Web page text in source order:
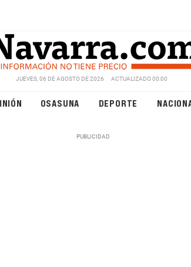
JUEVES, 06 DE AGOSTO DE 2026 ACTUALIZADO 00:00
OSASUNA DEPORTE